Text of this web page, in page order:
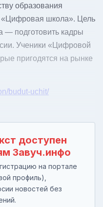
образования
«Цифровая школа». Цель
— подготовить кадры
Ученики «Цифровой
пригодятся на рынке
budut-uchit/
доступен
Завуч.инфо
на портале
профиль),
новостей без